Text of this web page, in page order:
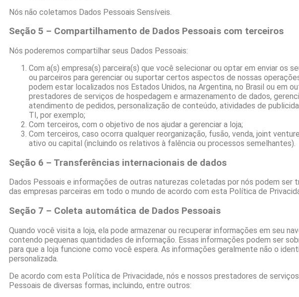
Nós não coletamos Dados Pessoais Sensíveis.
Seção 5 – Compartilhamento de Dados Pessoais com terceiros
Nós poderemos compartilhar seus Dados Pessoais:
Com a(s) empresa(s) parceira(s) que você selecionar ou optar em enviar os
ou parceiros para gerenciar ou suportar certos aspectos de nossas
podem estar localizados nos Estados Unidos, na Argentina, no Brasil ou em
prestadores de serviços de hospedagem e armazenamento de dados,
atendimento de pedidos, personalização de conteúdo, atividades de
TI, por exemplo;
Com terceiros, com o objetivo de nos ajudar a gerenciar a loja;
Com terceiros, caso ocorra qualquer reorganização, fusão, venda, joint
ativo ou capital (incluindo os relativos à falência ou processos semelhantes).
Seção 6 – Transferências internacionais de dados
Dados Pessoais e informações de outras naturezas coletadas por nós podem
das empresas parceiras em todo o mundo de acordo com esta Política de
Seção 7 – Coleta automática de Dados Pessoais
Quando você visita a loja, ela pode armazenar ou recuperar informações em seu
contendo pequenas quantidades de informação. Essas informações podem ser
para que a loja funcione como você espera. As informações geralmente não o
personalizada.
De acordo com esta Política de Privacidade, nós e nossos prestadores de
Pessoais de diversas formas, incluindo, entre outros: